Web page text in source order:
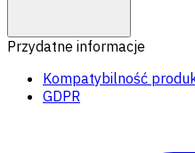
Przydatne informacje
Kompatybilność
GDPR